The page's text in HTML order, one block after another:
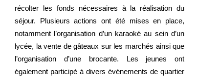
récolter les fonds nécessaires à la réalisation du
séjour. Plusieurs actions ont été mises en place,
notamment l’organisation d’un karaoké au sein d’un
lycée, la vente de gâteaux sur les marchés ainsi que
l’organisation d’une brocante. Les jeunes ont
également participé à divers événements de quartier